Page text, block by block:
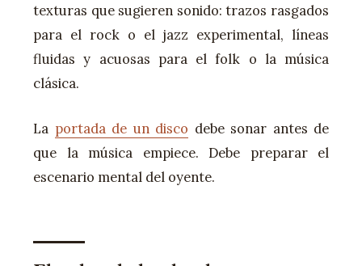
texturas que sugieren sonido: trazos rasgados
para el rock o el jazz experimental, líneas
fluidas y acuosas para el folk o la música
clásica.
La portada de un disco debe sonar antes de
que la música empiece. Debe preparar el
escenario mental del oyente.